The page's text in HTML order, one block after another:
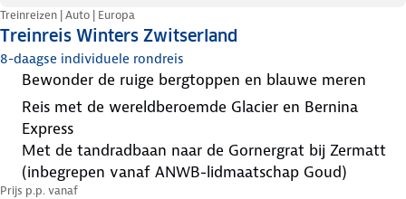
Treinreis Winters Zwitserland
Treinreizen | Auto | Europa
8-daagse individuele rondreis
bewonder de ruige bergtoppen en blauwe meren
reis met de wereldberoemde Glacier en Bernina
Express
met de tandradbaan naar de Gornergrat bij Zermatt
(inbegrepen vanaf ANWB-lidmaatschap Goud)
Prijs p.p. vanaf